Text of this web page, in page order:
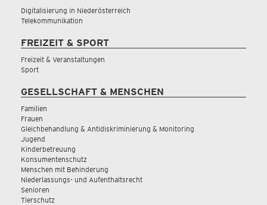
Digitalisierung in Niederösterreich
Telekommunikation
FREIZEIT & SPORT
Freizeit & Veranstaltungen
Sport
GESELLSCHAFT & MENSCHEN
Familien
Frauen
Gleichbehandlung & Antidiskriminierung & Monitoring
Jugend
Kinderbetreuung
Konsumentenschutz
Menschen mit Behinderung
Niederlassungs- und Aufenthaltsrecht
Senioren
Tierschutz